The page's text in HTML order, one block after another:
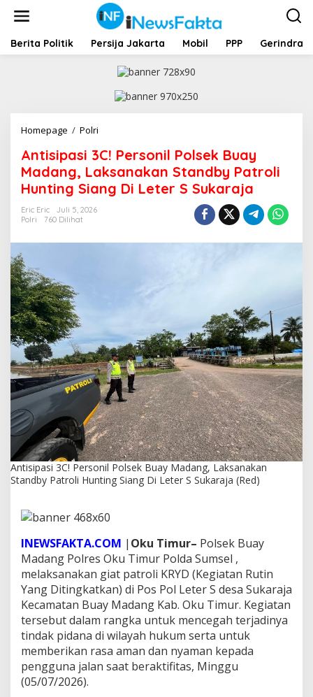
t
Berita Politik Persija Jakarta Mobil PPP Gerindra
Homepage / Polri
t
i
s
i
i
o
n
i
l
P
o
l
s
e
k
B
u
M
d
a
n
g
,
L
a
k
a
n
Antisipasi 3C! Personil Polsek Buay
Madang, Laksanakan Standby Patroli
Hunting Siang Di Leter S Sukaraja
Eric Eric
Juli 5, 2026
Polri
760 Dilihat
Antisipasi 3C! Personil Polsek Buay Madang, Laksanakan
Standby Patroli Hunting Siang Di Leter S Sukaraja (Red)
INEWSFAKTA.COM | Oku Timur– Polsek Buay
Madang Polres Oku Timur Polda Sumsel ,
melaksanakan giat patroli KRYD (Kegiatan Rutin
Yang Ditingkatkan) di Pos Pol Leter S desa Sukaraja
Kecamatan Buay Madang Kab. Oku Timur. Kegiatan
tersebut dalam rangka untuk mencegah terjadinya
tindak pidana di wilayah hukum serta untuk
memberikan rasa aman dan nyaman kepada
pengguna jalan saat beraktifitas, Minggu
(05/07/2026).